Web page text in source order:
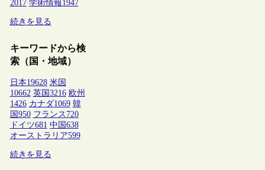
2017 学術情報1947
続きを見る
キーワードから検
索（国・地域）
日本19628 米国
10662 英国 3216 欧州
1426 カナダ1069 韓
国 950 フランス 720
ドイツ681 中国 638
オーストラリア599
続きを見る